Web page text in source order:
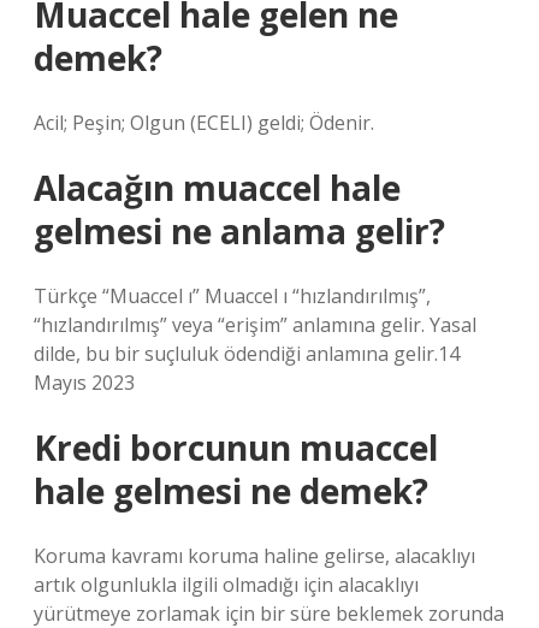
Muaccel hale gelen ne
demek?
Acil; Peşin; Olgun (ECELI) geldi; Ödenir.
Alacağın muaccel hale
gelmesi ne anlama gelir?
Türkçe “Muaccel ı” Muaccel ı “hızlandırılmış”,
“hızlandırılmış” veya “erişim” anlamına gelir. Yasal
dilde, bu bir suçluluk ödendiği anlamına gelir.14
Mayıs 2023
Kredi borcunun muaccel
hale gelmesi ne demek?
Koruma kavramı koruma haline gelirse, alacaklıyı
artık olgunlukla ilgili olmadığı için alacaklıyı
yürütmeye zorlamak için bir süre beklemek zorunda